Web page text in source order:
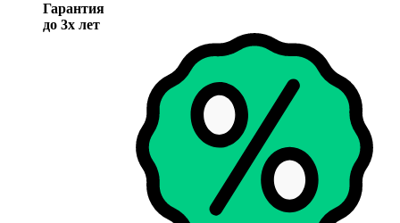
Гарантия
до 3х лет